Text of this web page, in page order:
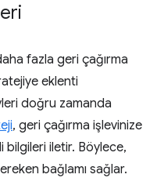
fazla geri çağırma
eklenti
doğru zamanda
, geri çağırma işlevinize
bilgileri iletir. Böylece,
bağlamı sağlar.